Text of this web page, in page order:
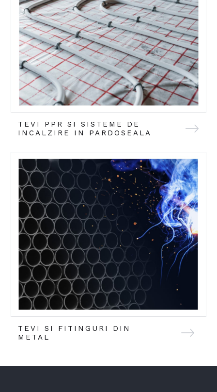
TEVI PPR SI SISTEME DE
INCALZIRE IN PARDOSEALA
TEVI SI FITINGURI DIN
METAL